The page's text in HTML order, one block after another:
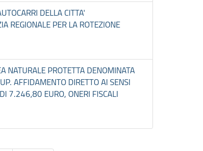
DELLA CITTA'
REGIONALE PER LA ROTEZIONE
PROTETTA DENOMINATA
AFFIDAMENTO DIRETTO AI SENSI
7.246,80 EURO, ONERI FISCALI